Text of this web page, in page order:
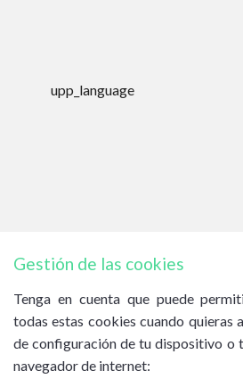
upp_language
Gestión de las cookies
Tenga en cuenta que puede
todas estas cookies cuando quieras
de configuración de tu dispositivo o
navegador de internet: